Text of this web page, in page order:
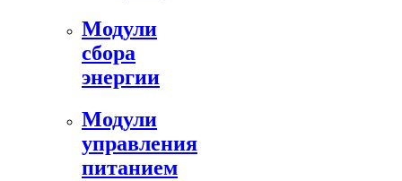
Модули
сбора
энергии
Модули
управления
питанием